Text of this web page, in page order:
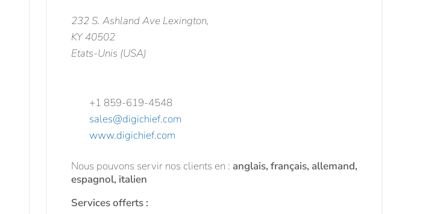
232 S. Ashland Ave Lexington,
KY 40502
Etats-Unis (USA)
+1 859-619-4548
sales@digichief.com
www.digichief.com
Nous pouvons servir nos clients en : anglais, français, allemand,
espagnol, italien
Services offerts :